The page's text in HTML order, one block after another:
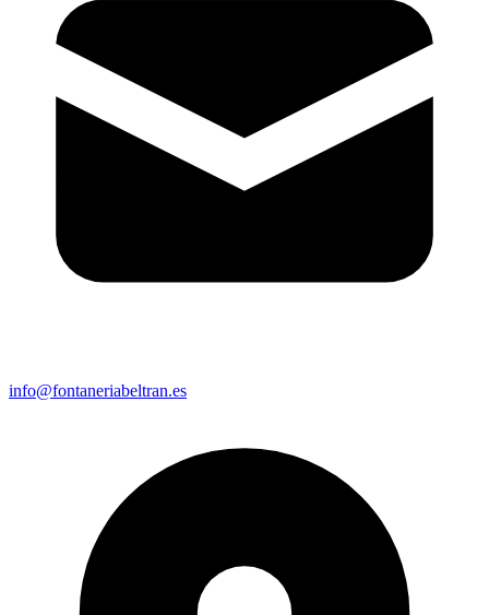
info@fontaneriabeltran.es